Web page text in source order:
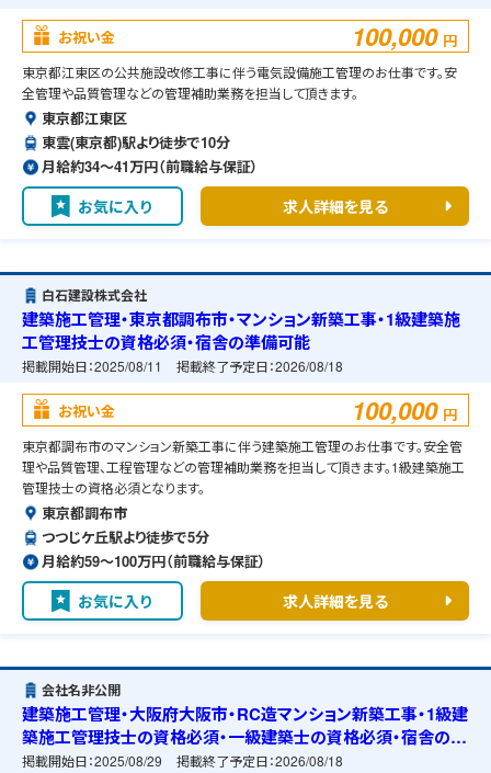
お祝い金 100,000 円
東京都江東区の公共施設改修工事に伴う電気設備施工管理のお仕事です。安
全管理や品質管理などの管理補助業務を担当して頂きます。
東京都江東区
東雲(東京都)駅より徒歩で10分
月給約34〜41万円（前職給与保証）
お気に入り 求人詳細を見る
白石建設株式会社
建築施工管理・東京都調布市・マンション新築工事・1級建築施
工管理技士の資格必須・宿舎の準備可能
掲載開始日：2025/08/11 掲載終了予定日：2026/08/18
お祝い金 100,000 円
東京都調布市のマンション新築工事に伴う建築施工管理のお仕事です。安全管
理や品質管理、工程管理などの管理補助業務を担当して頂きます。1級建築施工
管理技士の資格必須となります。
東京都調布市
つつじケ丘駅より徒歩で5分
月給約59〜100万円（前職給与保証）
お気に入り 求人詳細を見る
会社名非公開
建築施工管理・大阪府大阪市・RC造マンション新築工事・1級建
築施工管理技士の資格必須・一級建築士の資格必須・宿舎の準
備可能
掲載開始日：2025/08/29 掲載終了予定日：2026/08/18